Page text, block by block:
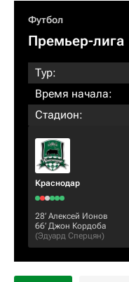
Футбол
Премьер-лига
Тур:
Время начала:
Стадион:
Краснодар
28‎’‎ Алексей Ионов
66‎’‎ Джон Кордоба
(Эдуард Сперцян)